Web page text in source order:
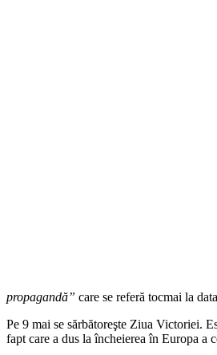
propagandă” care se referă tocmai la
Pe 9 mai se sărbătoreşte Ziua Victoriei.
fapt care a dus la încheierea în Europa